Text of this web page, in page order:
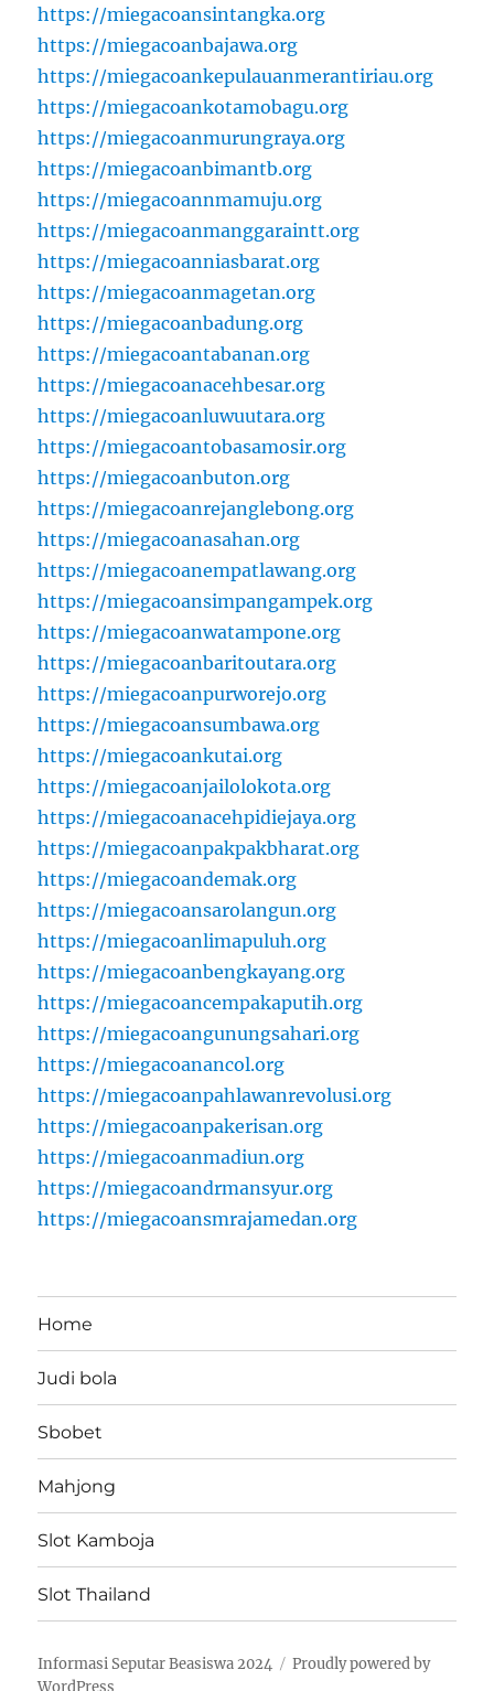
https://miegacoansintangka.org
https://miegacoanbajawa.org
https://miegacoankepulauanmerantiriau.org
https://miegacoankotamobagu.org
https://miegacoanmurungraya.org
https://miegacoanbimantb.org
https://miegacoannmamuju.org
https://miegacoanmanggaraintt.org
https://miegacoanniasbarat.org
https://miegacoanmagetan.org
https://miegacoanbadung.org
https://miegacoantabanan.org
https://miegacoanacehbesar.org
https://miegacoanluwuutara.org
https://miegacoantobasamosir.org
https://miegacoanbuton.org
https://miegacoanrejanglebong.org
https://miegacoanasahan.org
https://miegacoanempatlawang.org
https://miegacoansimpangampek.org
https://miegacoanwatampone.org
https://miegacoanbaritoutara.org
https://miegacoanpurworejo.org
https://miegacoansumbawa.org
https://miegacoankutai.org
https://miegacoanjailolokota.org
https://miegacoanacehpidiejaya.org
https://miegacoanpakpakbharat.org
https://miegacoandemak.org
https://miegacoansarolangun.org
https://miegacoanlimapuluh.org
https://miegacoanbengkayang.org
https://miegacoancempakaputih.org
https://miegacoangunungsahari.org
https://miegacoanancol.org
https://miegacoanpahlawanrevolusi.org
https://miegacoanpakerisan.org
https://miegacoanmadiun.org
https://miegacoandrmansyur.org
https://miegacoansmrajamedan.org
Home
Judi bola
Sbobet
Mahjong
Slot Kamboja
Slot Thailand
Informasi Seputar Beasiswa 2024
Proudly powered by
WordPress